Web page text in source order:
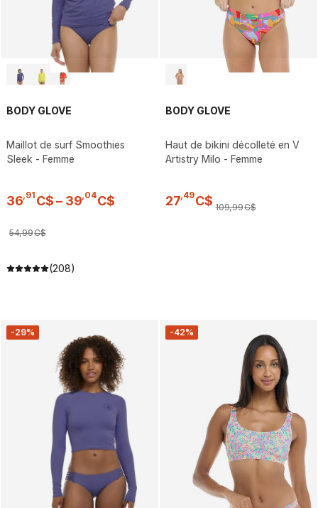
BODY GLOVE
Maillot de surf Smoothies
Sleek - Femme
36,91 C$ – 39,04C$
54,99C$
(208)
BODY GLOVE
Haut de bikini décolleté en V
Artistry Milo - Femme
27,49C$ 109,99C$
-29% -42%